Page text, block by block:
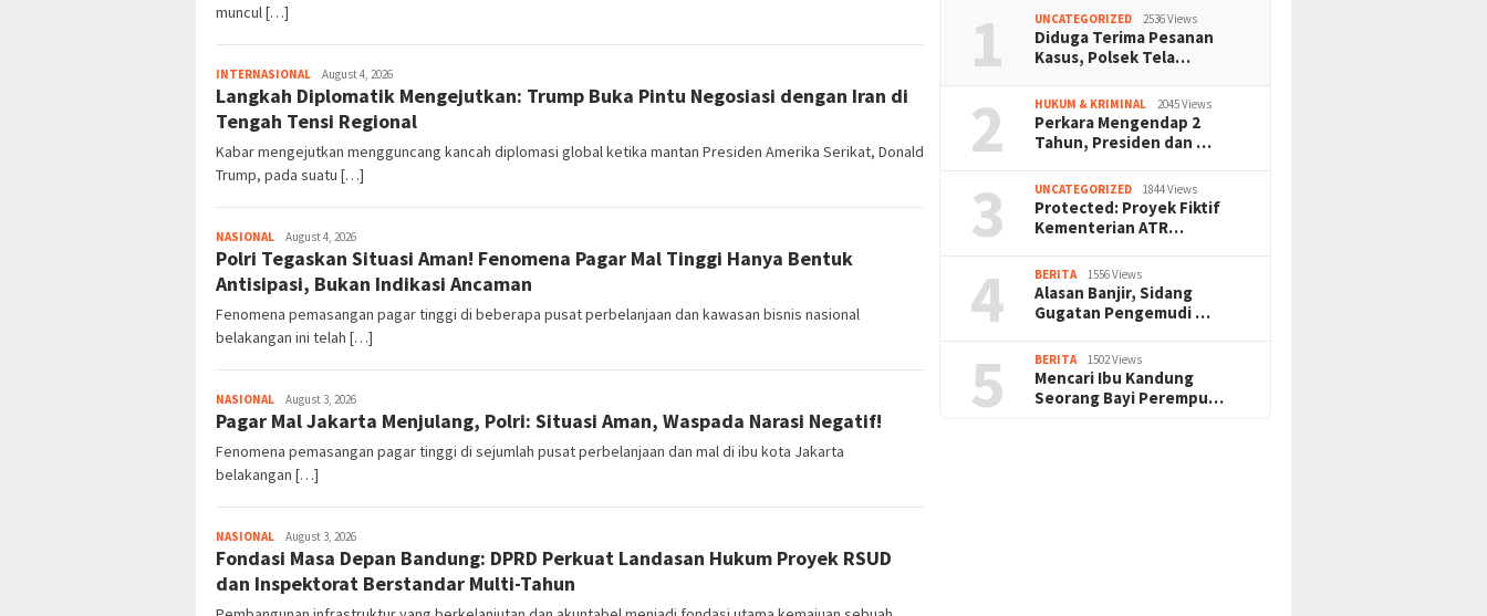
muncul […]
INTERNASIONAL August 4, 2026
Langkah Diplomatik Mengejutkan: Trump Buka Pintu Negosiasi dengan Iran di
Tengah Tensi Regional
Kabar mengejutkan mengguncang kancah diplomasi global ketika mantan Presiden Amerika Serikat, Donald
Trump, pada suatu […]
NASIONAL August 4, 2026
Polri Tegaskan Situasi Aman! Fenomena Pagar Mal Tinggi Hanya Bentuk
Antisipasi, Bukan Indikasi Ancaman
Fenomena pemasangan pagar tinggi di beberapa pusat perbelanjaan dan kawasan bisnis nasional
belakangan ini telah […]
NASIONAL August 3, 2026
Pagar Mal Jakarta Menjulang, Polri: Situasi Aman, Waspada Narasi Negatif!
Fenomena pemasangan pagar tinggi di sejumlah pusat perbelanjaan dan mal di ibu kota Jakarta
belakangan […]
NASIONAL August 3, 2026
Fondasi Masa Depan Bandung: DPRD Perkuat Landasan Hukum Proyek RSUD
dan Inspektorat Berstandar Multi-Tahun
1 UNCATEGORIZED 2536 Views
Diduga Terima Pesanan
Kasus, Polsek Tela…
2 HUKUM & KRIMINAL 2045 Views
Perkara Mengendap 2
Tahun, Presiden dan …
3 UNCATEGORIZED 1844 Views
Protected: Proyek Fiktif
Kementerian ATR…
4 BERITA 1556 Views
Alasan Banjir, Sidang
Gugatan Pengemudi …
5 BERITA 1502 Views
Mencari Ibu Kandung
Seorang Bayi Perempu…